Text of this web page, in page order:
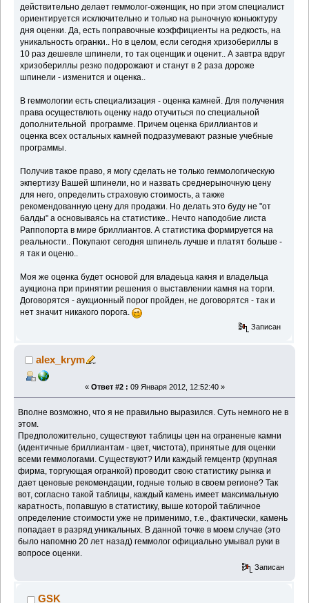
действительно делает геммолог-оженщик, но при этом специалист
ориентируется исключительно и только на рыночную коньюктуру
дня оценки. Да, есть поправочные коэффициенты на редкость, на
уникальность огранки.. Но в целом, если сегодня хризобериллы в
10 раз дешевле шпинели, то так оценщик и оценит.. А завтра вдруг
хризобериллы резко подорожают и станут в 2 раза дороже
шпинели - изменится и оценка..
В геммологии есть специализация - оценка камней. Для получения
права осуществлють оценку надо отучиться по специальной
дополнительной программе. Причем оценка бриллиантов и
оценка всех остальных камней подразумевают разные учебные
программы.
Получив такое право, я могу сделать не только геммологическую
экпертизу Вашей шпинели, но и назвать среднерыночную цену
для него, определить страховую стоимость, а также
рекомендованную цену для продажи. Но делать это буду не "от
балды" а основываясь на статистике.. Нечто наподобие листа
Раппопорта в мире бриллиантов. А статистика формируется на
реальности.. Покупают сегодня шпинель лучше и платят больше -
я так и оценю..
Моя же оценка будет основой для владеьца какня и владельца
аукциона при принятии решения о выставлении камня на торги.
Договорятся - аукционный порог пройден, не договорятся - так и
нет значит никакого порога.
Записан
alex_krym
« Ответ #2 : 09 Января 2012, 12:52:40 »
Вполне возможно, что я не правильно выразился. Суть немного не в
этом.
Предположительно, существуют таблицы цен на ограненые камни
(идентичные бриллиантам - цвет, чистота), принятые для оценки
всеми геммологами. Существуют? Или каждый гемцентр (крупная
фирма, торгующая огранкой) проводит свою статистику рынка и
дает ценовые рекомендации, годные только в своем регионе? Так
вот, согласно такой таблицы, каждый камень имеет максимальную
каратность, попавшую в статистику, выше которой табличное
определение стоимости уже не применимо, т.е., фактически, камень
попадает в разряд уникальных. В данной точке в моем случае (это
было напомню 20 лет назад) геммолог официально умывал руки в
вопросе оценки.
Записан
GSK